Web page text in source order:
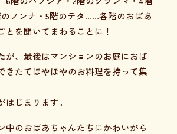
ノンナ・5階のテタ……各階のおばあ
とを聞いてまわることに！
が、最後はマンションのお庭におば
きたてほやほやのお料理を持って集
じまります。
中のおばあちゃんたちにかわいがら